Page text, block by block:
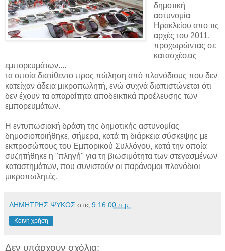
δημοτική
αστυνομία
Ηρακλείου απο τις
αρχές του 2011,
προχωρώντας σε
κατασχέσεις
εμπορευμάτων....
τα οποία διατίθεντο προς πώληση από πλανόδιους που δεν
κατείχαν άδεια μικροπωλητή, ενώ συχνά διαπιστώνεται ότι
δεν έχουν τα απαραίτητα αποδεικτικά προέλευσης των
εμπορευμάτων.
Η εντυπωσιακή δράση της δημοτικής αστυνομίας
δημοσιοποιήθηκε, σήμερα, κατά τη διάρκεια σύσκεψης με
εκπροσώπους του Εμπορικού Συλλόγου, κατά την οποία
συζητήθηκε η "πληγή" για τη βιωσιμότητα των στεγασμένων
καταστημάτων, που συνιστούν οι παράνομοι πλανόδιοι
μικροπωλητές.
ΔΗΜΗΤΡΗΣ ΨΥΚΟΣ στις 9:16:00 π.μ.
Κοινή χρήση
Δεν υπάρχουν σχόλια: